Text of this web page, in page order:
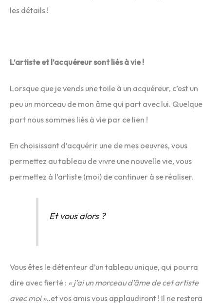
les détails !
L’artiste et l’acquéreur sont liés à vie !
Lorsque que je vends une toile à un acquéreur, c’est un
peu un morceau de mon âme qui part avec lui. Quelque
part nous sommes liés à vie par ce lien !
En choisissant d’acquérir une de mes oeuvres, vous
permettez au tableau de vivre une nouvelle vie, vous
permettez à l’artiste (moi) de continuer à se réaliser.
Et vous alors ?
Vous êtes le détenteur d’un tableau unique, qui pourra
dire avec fierté : « j’ai un morceau d’âme de cet artiste
avec moi »..et vos amis vous applaudiront ! Il ne restera